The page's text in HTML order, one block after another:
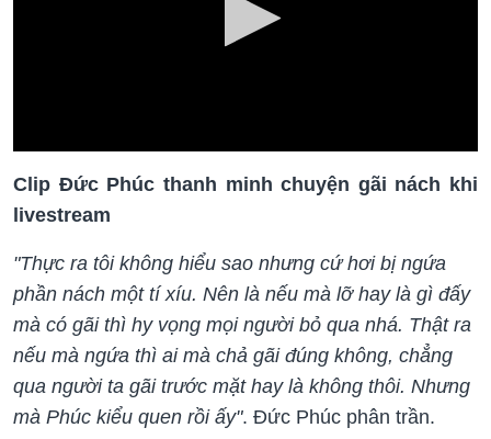
Clip Đức Phúc thanh minh chuyện gãi nách khi
livestream
"Thực ra tôi không hiểu sao nhưng cứ hơi bị ngứa
phần nách một tí xíu. Nên là nếu mà lỡ hay là gì đấy
mà có gãi thì hy vọng mọi người bỏ qua nhá. Thật ra
nếu mà ngứa thì ai mà chả gãi đúng không, chẳng
qua người ta gãi trước mặt hay là không thôi. Nhưng
mà Phúc kiểu quen rồi ấy". Đức Phúc phân trần.